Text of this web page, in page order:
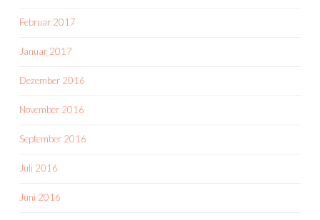
Februar 2017
Januar 2017
Dezember 2016
November 2016
September 2016
Juli 2016
Juni 2016